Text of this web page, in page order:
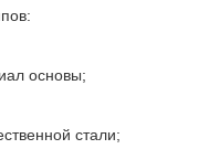
основы;
стали;